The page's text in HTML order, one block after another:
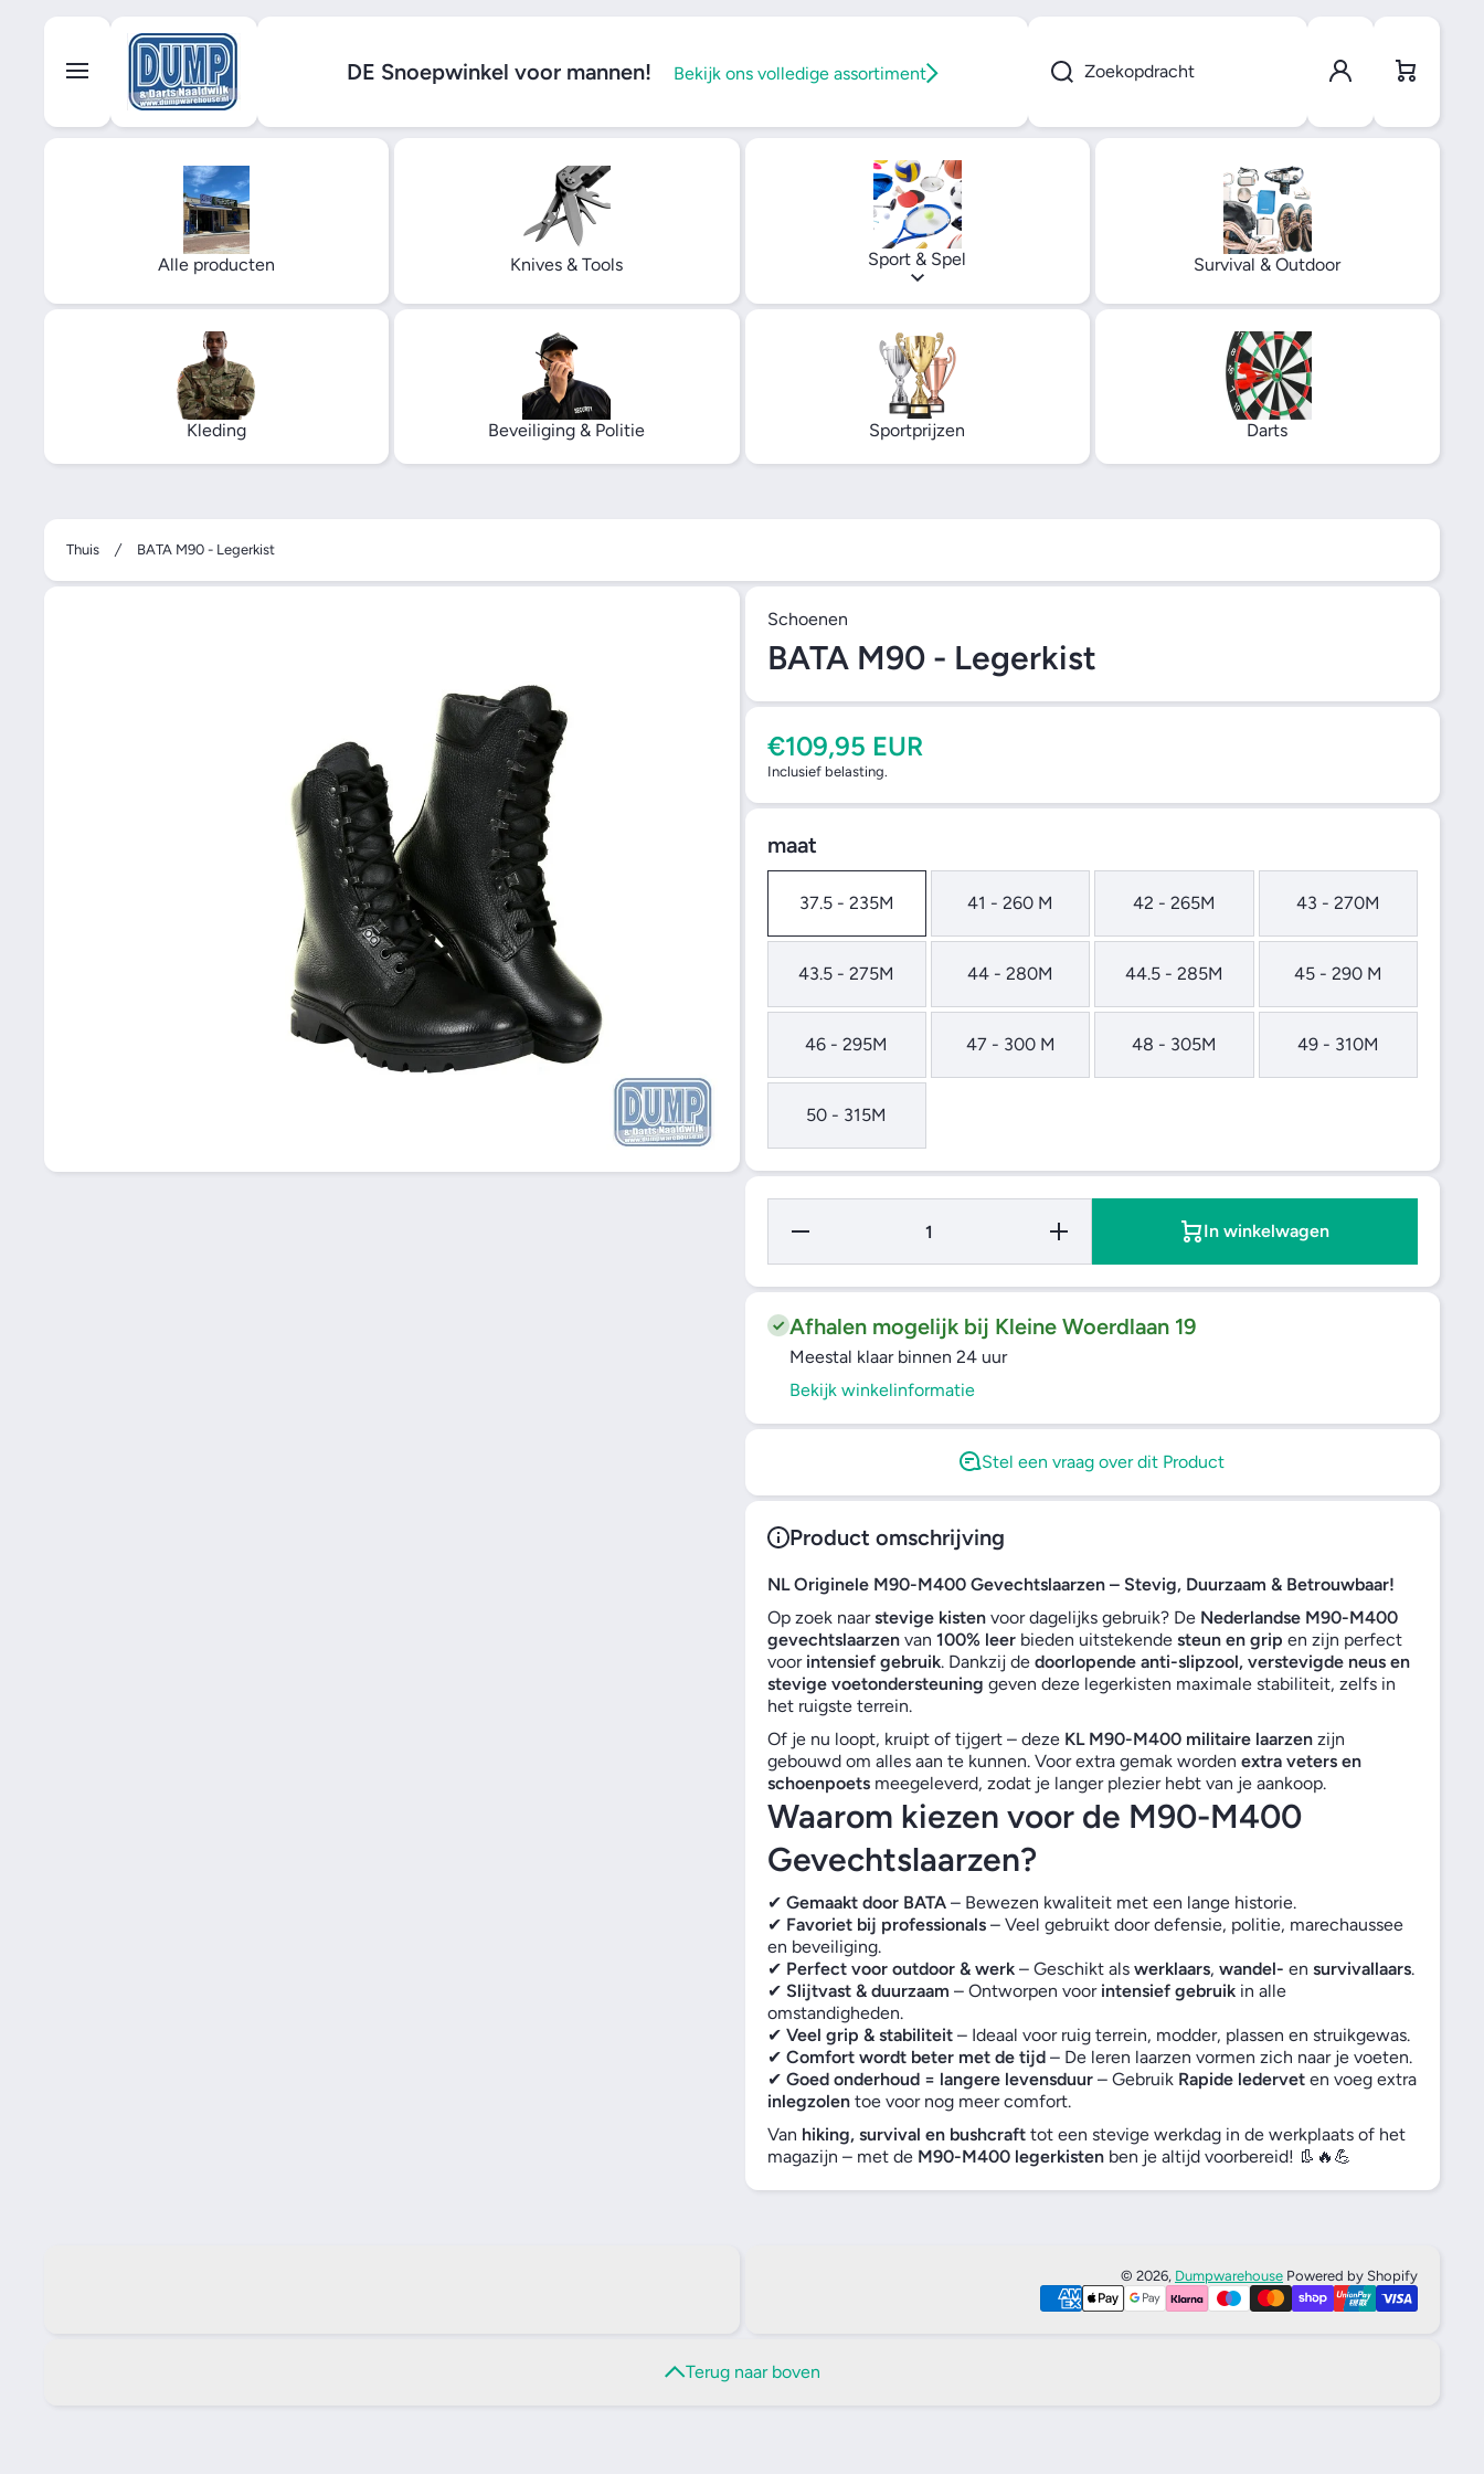
Ga naar inhoud
DE Snoepwinkel voor mannen! Bekijk ons volledige assortiment Zoekopdracht
Inlogge
wagen
Alle producten Knives & Tools Sport & Spel Survival & Outdoor
Kleding Beveiliging & Politie Sportprijzen Darts
Thuis BATA M90 - Legerkist
Schoenen
BATA M90 - Legerkist
€109,95 EUR
Inclusief belasting.
maat
37.5 - 235M 41 - 260 M 42 - 265M 43 - 270M
43.5 - 275M 44 - 280M 44.5 - 285M 45 - 290 M
46 - 295M 47 - 300 M 48 - 305M 49 - 310M
50 - 315M
Hoeveelheid
voor BATA
Legerkist
Verhoog de
hoeveelheid
voor BATA
Legerkist
In winkelwagen
Afhalen mogelijk bij Kleine Woerdlaan 19
Meestal klaar binnen 24 uur
Bekijk winkelinformatie
Stel een vraag over dit Product
Product omschrijving
NL Originele M90-M400 Gevechtslaarzen – Stevig, Duurzaam & Betrouwbaar!
Op zoek naarstevige kistenvoor dagelijks gebruik? De Nederlandse M90-M400
gevechtslaarzenvan 100% leerbieden uitstekende steun en grip en zijn perfect
voor intensief gebruik. Dankzij de doorlopende anti-slipzool, verstevigde neus en
stevige voetondersteuning geven deze legerkisten maximale stabiliteit, zelfs in
het ruigste terrein.
Of je nu loopt, kruipt of tijgert – deze KL M90-M400 militaire laarzenzijn
gebouwd om alles aan te kunnen. Voor extra gemak worden extra veters en
schoenpoetsmeegeleverd, zodat je langer plezier hebt van je aankoop.
Waarom kiezen voor de M90-M400
Gevechtslaarzen?
✔ Gemaakt door BATA– Bewezen kwaliteit met een lange historie.
✔ Favoriet bij professionals– Veel gebruikt door defensie, politie, marechaussee
en beveiliging.
✔ Perfect voor outdoor & werk– Geschikt als werklaars, wandel- en survivallaars.
✔ Slijtvast & duurzaam – Ontworpen voor intensief gebruikin alle
omstandigheden.
✔ Veel grip & stabiliteit– Ideaal voor ruig terrein, modder, plassen en struikgewas.
✔ Comfort wordt beter met de tijd– De leren laarzen vormen zich naar je voeten.
✔ Goed onderhoud = langere levensduur– Gebruik Rapide lederveten voeg extra
inlegzolentoe voor nog meer comfort.
Van hiking, survival en bushcrafttot een stevige werkdag in de werkplaats of het
magazijn – met de M90-M400 legerkistenben je altijd voorbereid! 👢🔥💪
Betaalmethoden
© 2026, Dumpwarehouse Powered by Shopify
Terug naar boven